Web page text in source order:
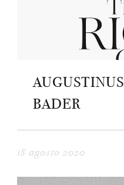
AUGUSTINUS
BADER
18 agosto 2020